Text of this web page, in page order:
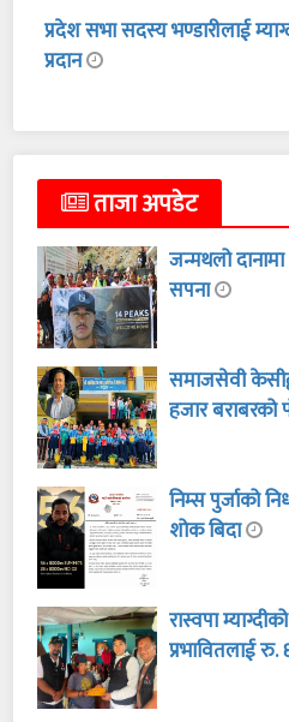
प्रदेश सभा सदस्य भण्डारीलाई
प्रदान
ताजा अपडेट
जन्मथलो
सपना
समाजसेवी
हजार
निम्स पुर्जाको
शोक बिदा
रास्वपा
प्रभावितलाई